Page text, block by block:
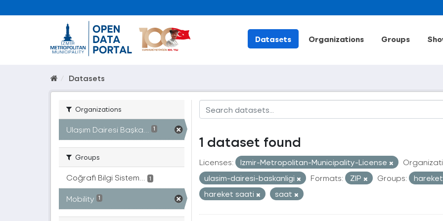
Datasets Organizations Groups
Datasets
Organizations
Ulaşım Dairesi Başka... 1
Groups
Coğrafi Bilgi Sistem... 1
Mobility 1
1 dataset found
Licenses: Izmir-Metropolitan-Municipality-License
ulasim-dairesi-baskanligi
Formats: ZIP Groups:
hareket saati
saat